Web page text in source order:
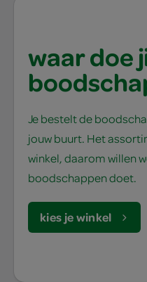
waar doe
Je bestelt de
jouw buurt. Het
winkel, daarom willen
boodschappen doet.
kies je winkel